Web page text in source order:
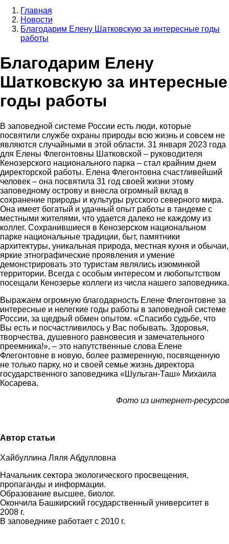
Строка
навигации
Главная
Новости
Благодарим Елену Шатковскую за интересные годы
работы
Благодарим Елену
Шатковскую за интересные
годы работы
В заповедной системе России есть люди, которые
посвятили службе охраны природы всю жизнь и совсем не
являются случайными в этой области. 31 января 2023 года
для Елены Флегонтовны Шатковской – руководителя
Кенозерского национального парка – стал крайним днем
директорской работы. Елена Флегонтовна счастливейший
человек – она посвятила 31 год своей жизни этому
заповедному острову и внесла огромный вклад в
сохранение природы и культуры русского северного мира.
Она имеет богатый и удачный опыт работы в тандеме с
местными жителями, что удается далеко не каждому из
коллег. Сохранившиеся в Кенозерском национальном
парке национальные традиции, быт, памятники
архитектуры, уникальная природа, местная кухня и обычаи,
яркие этнографические проявления и умение
демонстрировать это туристам являлись изюминкой
территории. Всегда с особым интересом и любопытством
посещали Кенозерье коллеги из числа нашего заповедника.
Выражаем огромную благодарность Елене Флегонтовне за
интересные и нелегкие годы работы в заповедной системе
России, за щедрый обмен опытом. «Спасибо судьбе, что
Вы есть и посчастливилось у Вас побывать. Здоровья,
творчества, душевного равновесия и замечательного
преемника!», – это напутственные слова Елене
Флегонтовне в новую, более размеренную, посвященную
не только парку, но и своей семье жизнь директора
государственного заповедника «Шульган-Таш» Михаила
Косарева.
Фото из интернет-ресурсов
Автор статьи
Хайбуллина Ляля Абдулловна
Начальник сектора экологического просвещения,
пропаганды и информации.
Образование высшее, биолог.
Окончила Башкирский государственный университет в
2008 г.
В заповеднике работает с 2010 г.